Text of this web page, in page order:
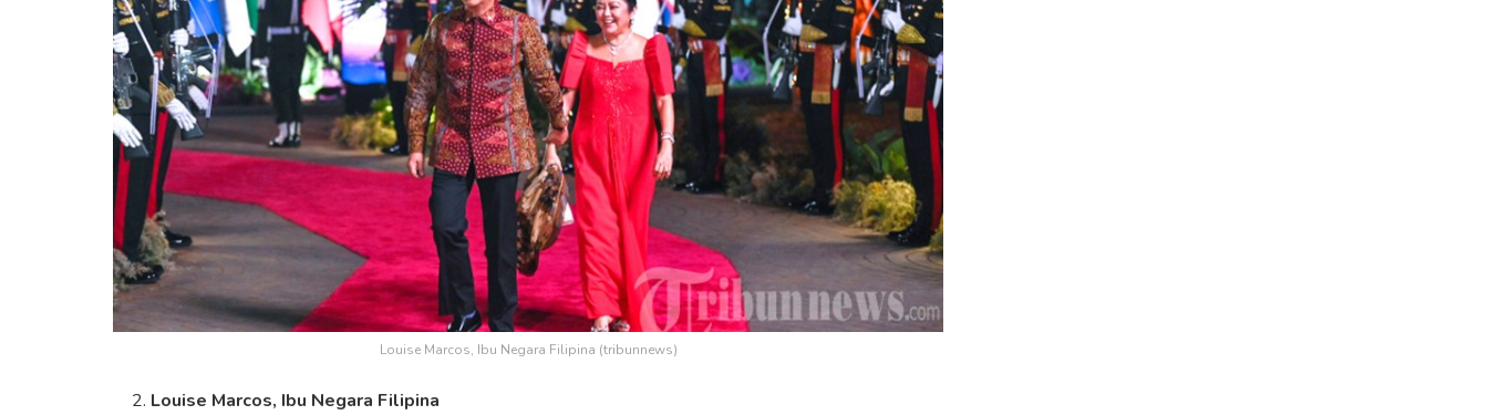
Louise Marcos, Ibu Negara Filipina (tribunnews)
Louise Marcos, Ibu Negara Filipina